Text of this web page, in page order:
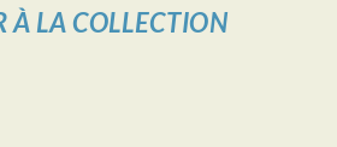
À LA COLLECTION